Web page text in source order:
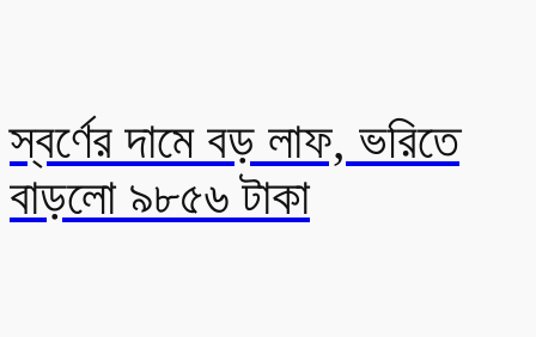
স্বর্ণের দামে বড় লাফ, ভরিতে
বাড়লো ৯৮৫৬ টাকা